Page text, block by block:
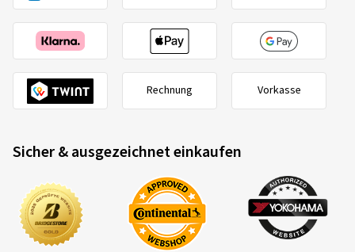
Rechnung Vorkasse
Sicher & ausgezeichnet einkaufen